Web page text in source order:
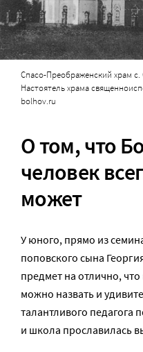
Спасо-Преображенский храм с.
Настоятель храма
bolhov.ru
О том, что
человек
может
У юного, прямо из
поповского сына
предмет на отлично,
можно назвать и
талантливого
и школа прославилась